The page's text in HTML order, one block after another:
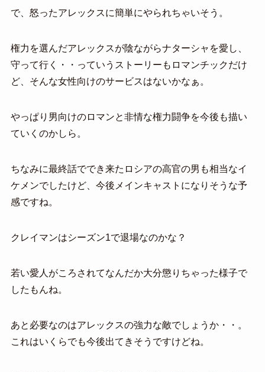
で、怒ったアレックスに簡単にやられちゃいそう。
権力を選んだアレックスが陰ながらナターシャを愛し、
守って行く・・っていうストーリーもロマンチックだけ
ど、そんな女性向けのサービスはないかなぁ。
やっぱり男向けのロマンと非情な権力闘争を今後も描い
ていくのかしら。
ちなみに最終話ででき来たロシアの高官の男も相当なイ
ケメンでしたけど、今後メインキャストになりそうな予
感ですね。
クレイマンはシーズン1で退場なのかな？
若い愛人がころされてなんだか大分懲りちゃった様子で
したもんね。
あと必要なのはアレックスの強力な敵でしょうか・・。
これはいくらでも今後出てきそうですけどね。